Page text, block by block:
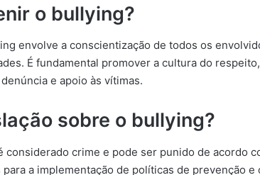
o bullying?
envolve a conscientização de todos os
É fundamental promover a cultura do
e apoio às vítimas.
sobre o bullying?
considerado crime e pode ser punido de acordo
a implementação de políticas de prevenção e